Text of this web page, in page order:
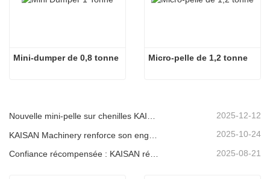
Mini-dumper de 0,8 tonne Micro-pelle de 1,2 tonne
Nouvelle mini-pelle sur chenilles KAISAN de 1,2 tonne : conception à empattement court pour les travaux en espaces restreints 2025-12-12
2025-10-24
2025-08-21